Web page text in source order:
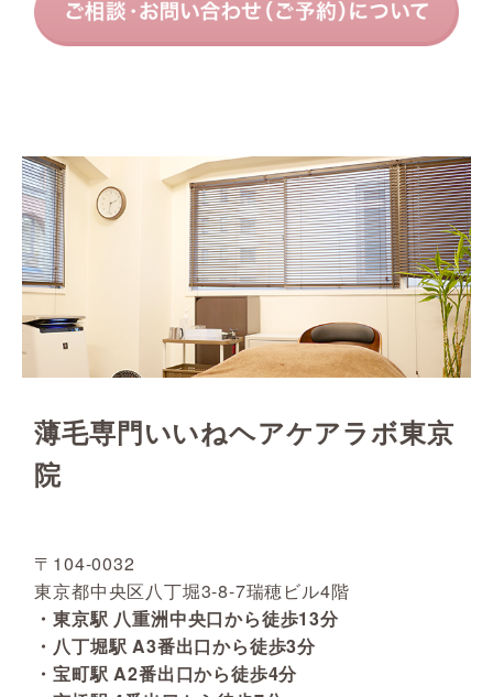
薄毛専門いいねヘアケアラボ東京
院
〒104-0032
東京都中央区八丁堀3-8-7瑞穂ビル4階
・東京駅 八重洲中央口から徒歩13分
・八丁堀駅 A3番出口から徒歩3分
・宝町駅 A2番出口から徒歩4分